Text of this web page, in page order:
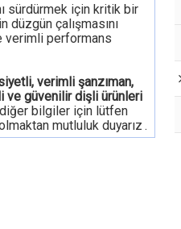
sürdürmek için kritik bir
çalışmasını
verimli performans
verimli şanzıman,
ve güvenilir dişli ürünleri
bilgiler için lütfen
mutluluk duyarız .